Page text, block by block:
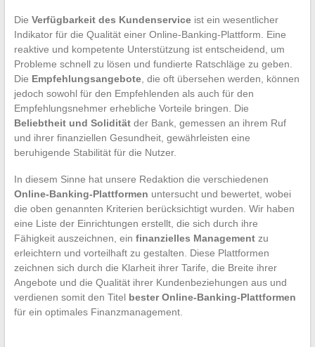
Die Verfügbarkeit des Kundenserviceist ein wesentlicher
Indikator für die Qualität einer Online-Banking-Plattform. Eine
reaktive und kompetente Unterstützung ist entscheidend, um
Probleme schnell zu lösen und fundierte Ratschläge zu geben.
Die Empfehlungsangebote, die oft übersehen werden, können
jedoch sowohl für den Empfehlenden als auch für den
Empfehlungsnehmer erhebliche Vorteile bringen. Die
Beliebtheit und Soliditätder Bank, gemessen an ihrem Ruf
und ihrer finanziellen Gesundheit, gewährleisten eine
beruhigende Stabilität für die Nutzer.
In diesem Sinne hat unsere Redaktion die verschiedenen
Online-Banking-Plattformen untersucht und bewertet, wobei
die oben genannten Kriterien berücksichtigt wurden. Wir haben
eine Liste der Einrichtungen erstellt, die sich durch ihre
Fähigkeit auszeichnen, ein finanzielles Managementzu
erleichtern und vorteilhaft zu gestalten. Diese Plattformen
zeichnen sich durch die Klarheit ihrer Tarife, die Breite ihrer
Angebote und die Qualität ihrer Kundenbeziehungen aus und
verdienen somit den Titel bester Online-Banking-Plattformen
für ein optimales Finanzmanagement.